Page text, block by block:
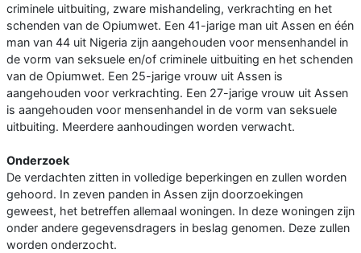
criminele uitbuiting, zware mishandeling, verkrachting en het
schenden van de Opiumwet. Een 41-jarige man uit Assen en één
man van 44 uit Nigeria zijn aangehouden voor mensenhandel in
de vorm van seksuele en/of criminele uitbuiting en het schenden
van de Opiumwet. Een 25-jarige vrouw uit Assen is
aangehouden voor verkrachting. Een 27-jarige vrouw uit Assen
is aangehouden voor mensenhandel in de vorm van seksuele
uitbuiting. Meerdere aanhoudingen worden verwacht.
Onderzoek
De verdachten zitten in volledige beperkingen en zullen worden
gehoord. In zeven panden in Assen zijn doorzoekingen
geweest, het betreffen allemaal woningen. In deze woningen zijn
onder andere gegevensdragers in beslag genomen. Deze zullen
worden onderzocht.